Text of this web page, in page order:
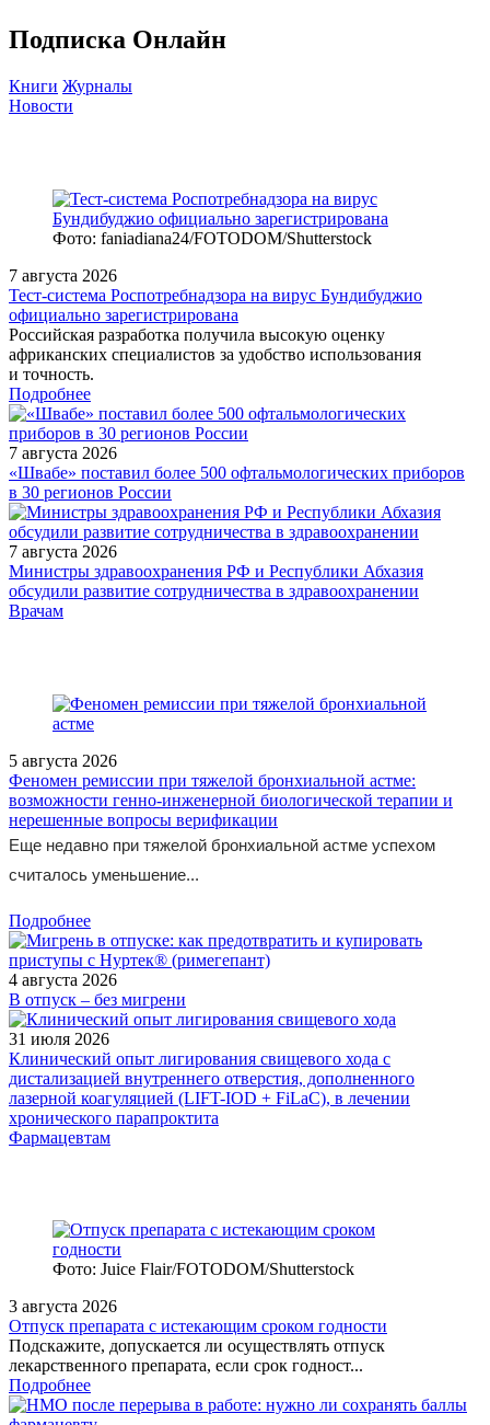
Подписка Онлайн
Книги Журналы
Новости
Фото: faniadiana24/FOTODOM/Shutterstock
7 августа 2026
Тест‑система Роспотребнадзора на вирус Бундибуджио
официально зарегистрирована
Российская разработка получила высокую оценку
африканских специалистов за удобство использования
и точность.
Подробнее
7 августа 2026
«Швабе» поставил более 500 офтальмологических приборов
в 30 регионов России
7 августа 2026
Министры здравоохранения РФ и Республики Абхазия
обсудили развитие сотрудничества в здравоохранении
/doctor/endocrinology/diabeticheskaya-nefropatiya-dokazano-
Врачам
5 августа 2026
Феномен ремиссии при тяжелой бронхиальной астме:
возможности генно-инженерной биологической терапии и
нерешенные вопросы верификации
Еще недавно при тяжелой бронхиальной астме успехом
считалось уменьшение...
Подробнее
4 августа 2026
В отпуск – без мигрени
31 июля 2026
Клинический опыт лигирования свищевого хода с
дистализацией внутреннего отверстия, дополненного
лазерной коагуляцией (LIFT-IOD + FiLaC), в лечении
хронического парапроктита
Фармацевтам
Фото: Juice Flair/FOTODOM/Shutterstoсk
3 августа 2026
Отпуск препарата с истекающим сроком годности
Подскажите, допускается ли осуществлять отпуск
лекарственного препарата, если срок годност...
Подробнее